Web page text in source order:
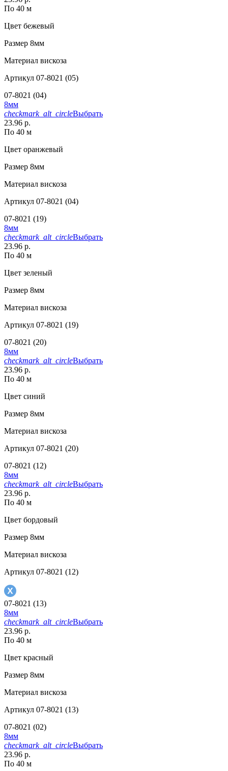
По 40 м
Цвет бежевый
Размер 8мм
Материал вискоза
Артикул 07-8021 (05)
07-8021 (04)
8мм
checkmark_alt_circleВыбрать
23.96 р.
По 40 м
Цвет оранжевый
Размер 8мм
Материал вискоза
Артикул 07-8021 (04)
07-8021 (19)
8мм
checkmark_alt_circleВыбрать
23.96 р.
По 40 м
Цвет зеленый
Размер 8мм
Материал вискоза
Артикул 07-8021 (19)
07-8021 (20)
8мм
checkmark_alt_circleВыбрать
23.96 р.
По 40 м
Цвет синий
Размер 8мм
Материал вискоза
Артикул 07-8021 (20)
07-8021 (12)
8мм
checkmark_alt_circleВыбрать
23.96 р.
По 40 м
Цвет бордовый
Размер 8мм
Материал вискоза
Артикул 07-8021 (12)
07-8021 (13)
8мм
checkmark_alt_circleВыбрать
23.96 р.
По 40 м
Цвет красный
Размер 8мм
Материал вискоза
Артикул 07-8021 (13)
07-8021 (02)
8мм
checkmark_alt_circleВыбрать
23.96 р.
По 40 м